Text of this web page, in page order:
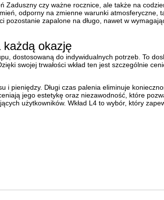
czy ważne rocznice, ale także na
odporny na zmienne warunki atmosferyczne,
pozostanie zapalone na długo, nawet w
każdą okazję
dostosowaną do indywidualnych potrzeb. To
swojej trwałości wkład ten jest szczególnie
pieniędzy. Długi czas palenia eliminuje
jego estetykę oraz niezawodność, które
użytkowników. Wkład L4 to wybór, który